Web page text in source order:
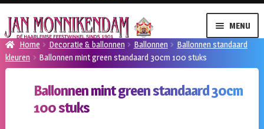
Ga
door
naar
navigatie
Ga
naar
de
inhoud
MENU
Verhuur kleding
Verhuur apparatuur
Home Decoratie & ballonnen Ballonnen
Ballonnen standaard
kleuren
Ballonnen mint green standaard 30cm 100 stuks
Ballonnen mint green standaard 30cm
100 stuks